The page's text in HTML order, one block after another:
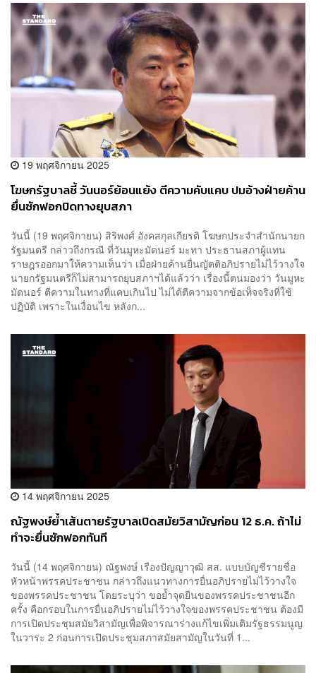
19 พฤศจิกายน 2025
โฆษกรัฐบาลชี้ วันนอร์ย้อนแย้ง ตีความคับแคบ ปมอ้างฝ่ายค้าน
ยื่นซักฟอกปิดทางยุบสภา
วันนี้ (19 พฤศจิกายน) สิริพงศ์ อังคสกุลเกียรติ โฆษกประจำสำนักนายก
รัฐมนตรี กล่าวถึงกรณี ที่วันมูหะมัดนอร์ มะทา ประธานสภาผู้แทน
ราษฎรออกมาให้ความเห็นว่า เมื่อฝ่ายค้านยื่นญัตติอภิปรายไม่ไว้วางใจ
นายกรัฐมนตรีก็ไม่สามารถยุบสภาฯได้แล้วว่า เรื่องนี้ตนมองว่า วันมูหะ
มัดนอร์ ตีความในทางที่แคบเกินไป ไม่ได้ตีความจากข้อเท็จจริงที่ใช้
ปฏิบัติ เพราะในเงื่อนไข หลังก...
14 พฤศจิกายน 2025
ณัฐพงษ์ย้ำเส้นตายรัฐบาลเปิดสมัยวิสามัญก่อน 12 ธ.ค. ถ้าไม่
ทำจะยื่นซักฟอกทันที
วันนี้ (14 พฤศจิกายน) ณัฐพงษ์ เรืองปัญญาวุฒิ สส. แบบบัญชีรายชื่อ
หัวหน้าพรรคประชาชน กล่าวถึงแนวทางการยื่นอภิปรายไม่ไว้วางใจ
ของพรรคประชาชน โดยระบุว่า ขอย้ำจุดยืนของพรรคประชาชนอีก
ครั้ง คือกรอบในการยื่นอภิปรายไม่ไว้วางใจของพรรคประชาชน ต้องมี
การเปิดประชุมสมัยวิสามัญเพื่อพิจารณาร่างแก้ไขเพิ่มเติมรัฐธรรมนูญ
ในวาระ 2 ก่อนการเปิดประชุมสภาสมัยสามัญในวันที่ 1...